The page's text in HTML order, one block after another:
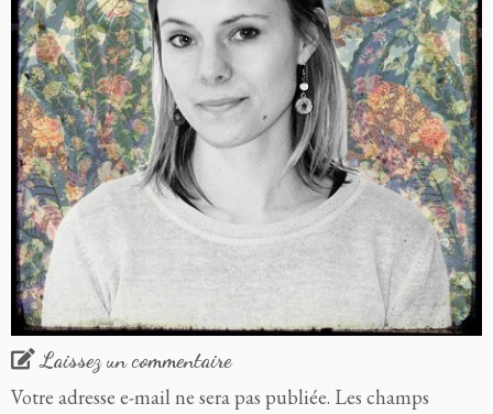
Laissez un commentaire
Votre adresse e-mail ne sera pas publiée. Les champs